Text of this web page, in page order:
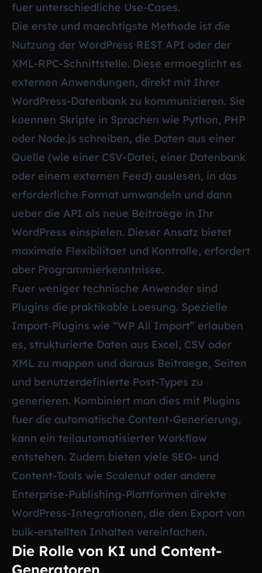
fuer unterschiedliche Use-Cases.
Die erste und maechtigste Methode ist die
Nutzung der WordPress REST API oder der
XML-RPC-Schnittstelle. Diese ermoeglicht es
externen Anwendungen, direkt mit Ihrer
WordPress-Datenbank zu kommunizieren. Sie
koennen Skripte in Sprachen wie Python, PHP
oder Node.js schreiben, die Daten aus einer
Quelle (wie einer CSV-Datei, einer Datenbank
oder einem externen Feed) auslesen, in das
erforderliche Format umwandeln und dann
ueber die API als neue Beitraege in Ihr
WordPress einspielen. Dieser Ansatz bietet
maximale Flexibilitaet und Kontrolle, erfordert
aber Programmierkenntnisse.
Fuer weniger technische Anwender sind
Plugins die praktikable Loesung. Spezielle
Import-Plugins wie “WP All Import” erlauben
es, strukturierte Daten aus Excel, CSV oder
XML zu mappen und daraus Beitraege, Seiten
und benutzerdefinierte Post-Types zu
generieren. Kombiniert man dies mit Plugins
fuer die automatische Content-Generierung,
kann ein teilautomatisierter Workflow
entstehen. Zudem bieten viele SEO- und
Content-Tools wie Scalenut oder andere
Enterprise-Publishing-Plattformen direkte
WordPress-Integrationen, die den Export von
bulk-erstellten Inhalten vereinfachen.
Die Rolle von KI und Content-